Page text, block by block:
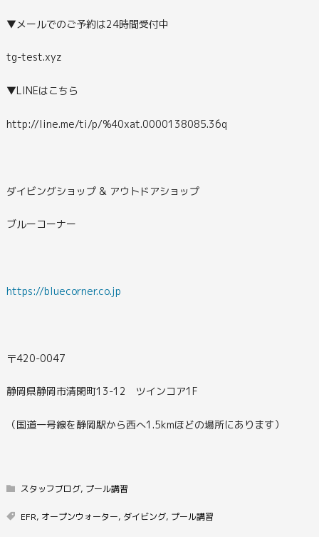
▼メールでのご予約は24時間受付中
tg-test.xyz
▼LINEはこちら
http://line.me/ti/p/%40xat.0000138085.36q
ダイビングショップ & アウトドアショップ
ブルーコーナー
https://bluecorner.co.jp
〒420-0047
静岡県静岡市清閑町13-12 ツインコア1F
（国道一号線を静岡駅から西へ1.5kmほどの場所にあります）
スタッフブログ, プール講習
EFR, オープンウォーター, ダイビング, プール講習